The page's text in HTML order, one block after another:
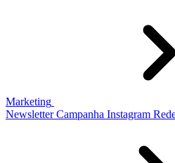
Marketing
Newsletter Campanha Instagram